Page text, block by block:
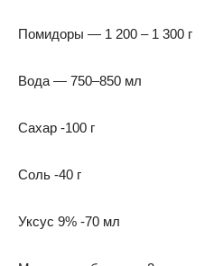
Помидоры — 1 200 – 1 300 г
Вода — 750–850 мл
Сахар -100 г
Соль -40 г
Уксус 9% -70 мл